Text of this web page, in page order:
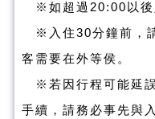
※ 如超過20:00以後
※ 入住30分鐘前，
客需要在外等侯。
※若因行程可能延誤
手續，請務必事先與